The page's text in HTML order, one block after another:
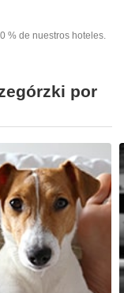
% de nuestros hoteles.
por